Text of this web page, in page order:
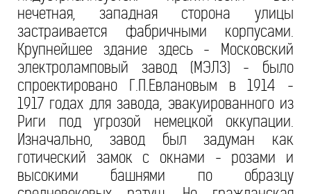
нечетная, западная сторона улицы
застраивается фабричными корпусами.
Крупнейшее здание здесь - Московский
электроламповый завод (МЭЛЗ) - было
спроектировано Г.П.Евлановым в 1914 -
1917 годах для завода, эвакуированного из
Риги под угрозой немецкой оккупации.
Изначально, завод был задуман как
готический замок с окнами - розами и
высокими башнями по образцу